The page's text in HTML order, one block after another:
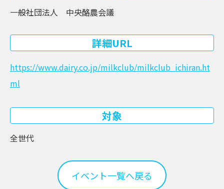
一般社団法人 中央酪農会議
詳細URL
https://www.dairy.co.jp/milkclub/milkclub_ichiran.ht
ml
対象
全世代
イベント一覧へ戻る